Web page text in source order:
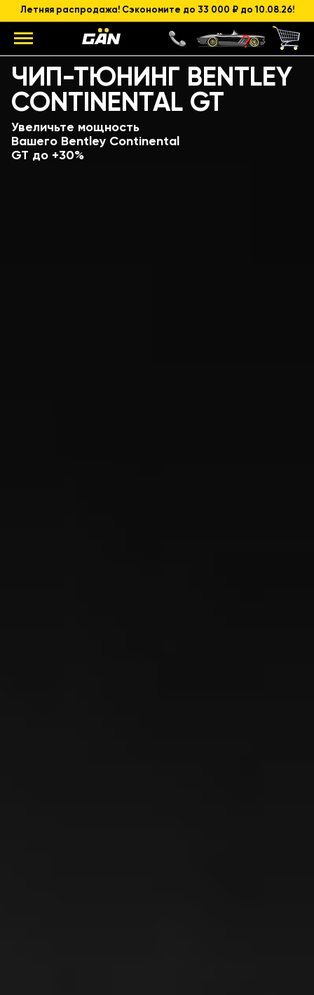
Летняя распродажа! Сэкономите до 33 000 ₽ до 10.08.26!
ЧИП-ТЮНИНГ BENTLEY
CONTINENTAL GT
Увеличьте мощность
Вашего Bentley Continental
GT до +30%
Модель
Объем и мощность ДВС